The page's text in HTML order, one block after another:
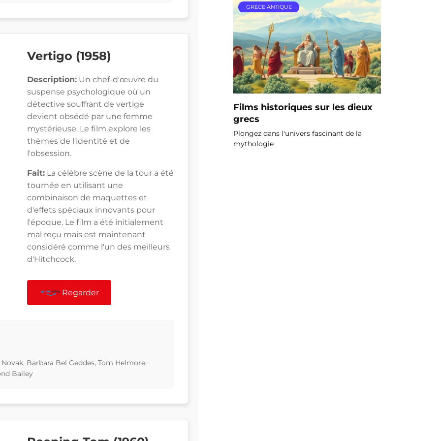
Vertigo (1958)
Description: Un chef-d'œuvre du
suspense psychologique où un
détective souffrant de vertige
devient obsédé par une femme
mystérieuse. Le film explore les
thèmes de l'identité et de
l'obsession.
Fait: La célèbre scène de la tour a été
tournée en utilisant une
combinaison de maquettes et
d'effets spéciaux innovants pour
l'époque. Le film a été initialement
mal reçu mais est maintenant
considéré comme l'un des meilleurs
d'Hitchcock.
Regarder
Barbara Bel Geddes, Tom Helmore,
Bailey
GRÈCE ANTIQUE
Films historiques sur les dieux
grecs
Plongez dans l'univers fascinant de la
mythologie